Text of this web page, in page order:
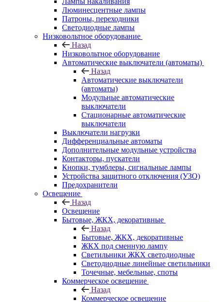
Люминесцентные лампы
Патроны, переходники
Светодиодные лампы
Низковольтное оборудование
Назад
Низковольтное оборудование
Автоматические выключатели (автоматы)
Назад
Автоматические выключатели
(автоматы)
Модульные автоматические
выключатели
Стационарные автоматические
выключатели
Выключатели нагрузки
Дифференциальные автоматы
Дополнительные модульные устройства
Контакторы, пускатели
Кнопки, тумблеры, сигнальные лампы
Устройства защитного отключения (УЗО)
Предохранители
Освещение
Назад
Освещение
Бытовые, ЖКХ, декоративные
Назад
Бытовые, ЖКХ, декоративные
ЖКХ под сменную лампу
Светильники ЖКХ светодиодные
Светодиодные линейные светильники
Точечные, мебельные, споты
Коммерческое освещение
Назад
Коммерческое освещение